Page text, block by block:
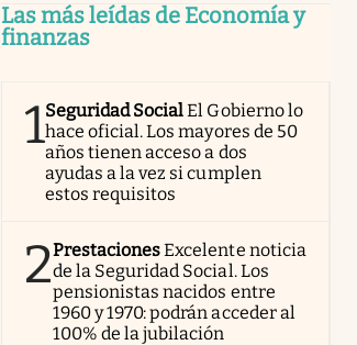
Las más leídas de Economía y
finanzas
1Seguridad SocialEl Gobierno lo
hace oficial. Los mayores de 50
años tienen acceso a dos
ayudas a la vez si cumplen
estos requisitos
2PrestacionesExcelente noticia
de la Seguridad Social. Los
pensionistas nacidos entre
1960 y 1970: podrán acceder al
100% de la jubilación